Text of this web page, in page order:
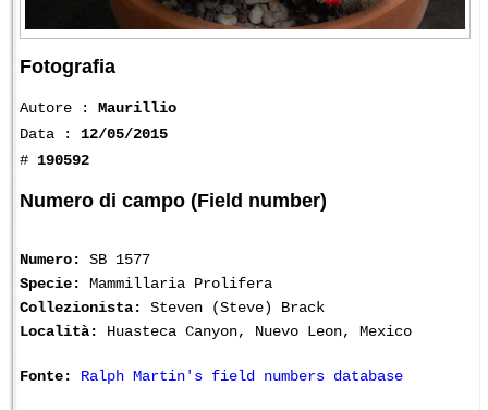
Fotografia
Autore : Maurillio
Data : 12/05/2015
# 190592
Numero di campo (Field number)
Numero:
SB 1577
Specie:
Mammillaria Prolifera
Collezionista:
Steven (Steve) Brack
Località:
Huasteca Canyon, Nuevo Leon, Mexico
Fonte: Ralph Martin's field numbers database